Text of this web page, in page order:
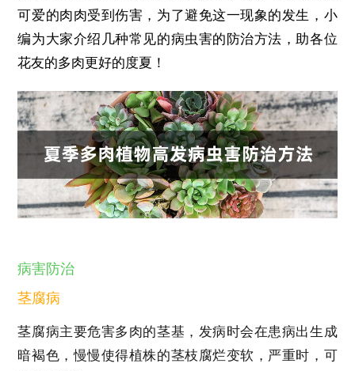
可爱的肉肉受到伤害，为了避免这一现象的发生，小
编为大家介绍几种常见的病虫害的防治方法，助各位
花友的多肉更好的度夏！
病害防治
茎腐病
茎腐病主要危害多肉的茎基，发病时会在患病出生成
暗褐色，慢慢使得植株的茎枝腐烂变软，严重时，可